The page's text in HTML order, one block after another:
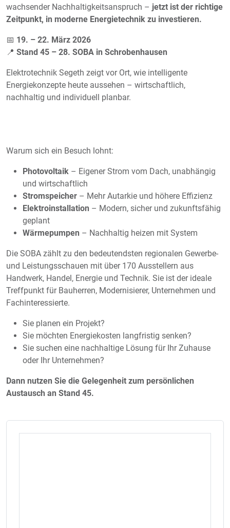
wachsender Nachhaltigkeitsanspruch – jetzt ist der richtige
Zeitpunkt, in moderne Energietechnik zu investieren.
📅 19. – 22. März 2026
📍 Stand 45 – 28. SOBA in Schrobenhausen
Elektrotechnik Segeth zeigt vor Ort, wie intelligente
Energiekonzepte heute aussehen – wirtschaftlich,
nachhaltig und individuell planbar.
Warum sich ein Besuch lohnt:
Photovoltaik – Eigener Strom vom Dach, unabhängig
und wirtschaftlich
Stromspeicher – Mehr Autarkie und höhere Effizienz
Elektroinstallation – Modern, sicher und zukunftsfähig
geplant
Wärmepumpen – Nachhaltig heizen mit System
Die SOBA zählt zu den bedeutendsten regionalen Gewerbe-
und Leistungsschauen mit über 170 Ausstellern aus
Handwerk, Handel, Energie und Technik. Sie ist der ideale
Treffpunkt für Bauherren, Modernisierer, Unternehmen und
Fachinteressierte.
Sie planen ein Projekt?
Sie möchten Energiekosten langfristig senken?
Sie suchen eine nachhaltige Lösung für Ihr Zuhause
oder Ihr Unternehmen?
Dann nutzen Sie die Gelegenheit zum persönlichen
Austausch an Stand 45.